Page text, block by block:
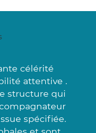
célérité
attentive .
structure qui
spécifiée.